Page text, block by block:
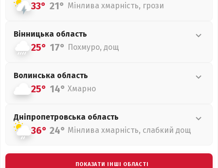
33° 21° Мінлива хмарність, грози
Вінницька область
25° 17° Похмуро, дощ
Волинська область
25° 14° Хмарно
Дніпропетровська область
36° 24° Мінлива хмарність, слабкий дощ
ПОКАЗАТИ ІНШІ ОБЛАСТІ